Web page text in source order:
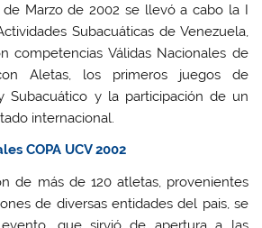
de Marzo de 2002 se llevó a cabo la I
Subacuáticas de Venezuela,
competencias Válidas Nacionales de
Aletas, los primeros juegos de
Subacuático y la participación de un
internacional.
COPA UCV 2002
de más de 120 atletas, provenientes
de diversas entidades del pais, se